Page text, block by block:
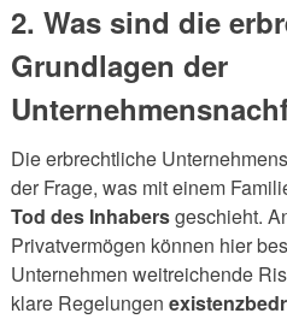
2. Was sind die
Grundlagen der
Die erbrechtliche
der Frage, was mit einem
Tod des Inhabersgeschieht.
Privatvermögen können hier
Unternehmen weitreichende
klare Regelungen